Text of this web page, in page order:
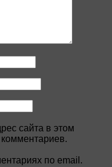
сайта в этом
по email.